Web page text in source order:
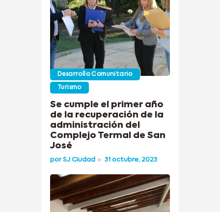
Desarrollo Comunitario
Turismo
Se cumple el primer año
de la recuperación de la
administración del
Complejo Termal de San
José
porSJ Ciudad 31 octubre, 2023